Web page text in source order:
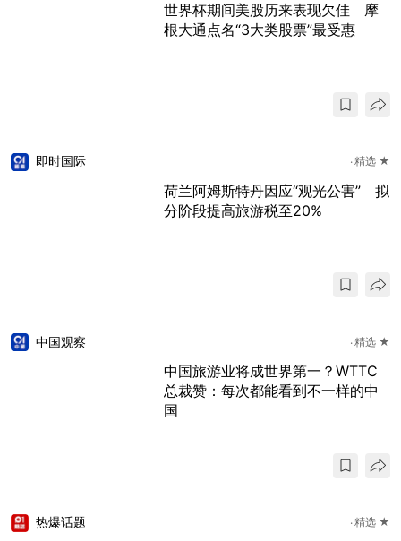
世界杯期间美股历来表现欠佳 摩
根大通点名“3大类股票”最受惠
即时国际 精选 ★
荷兰阿姆斯特丹因应“观光公害” 拟
分阶段提高旅游税至20%
中国观察 精选 ★
中国旅游业将成世界第一？WTTC
总裁赞：每次都能看到不一样的中
国
热爆话题 精选 ★